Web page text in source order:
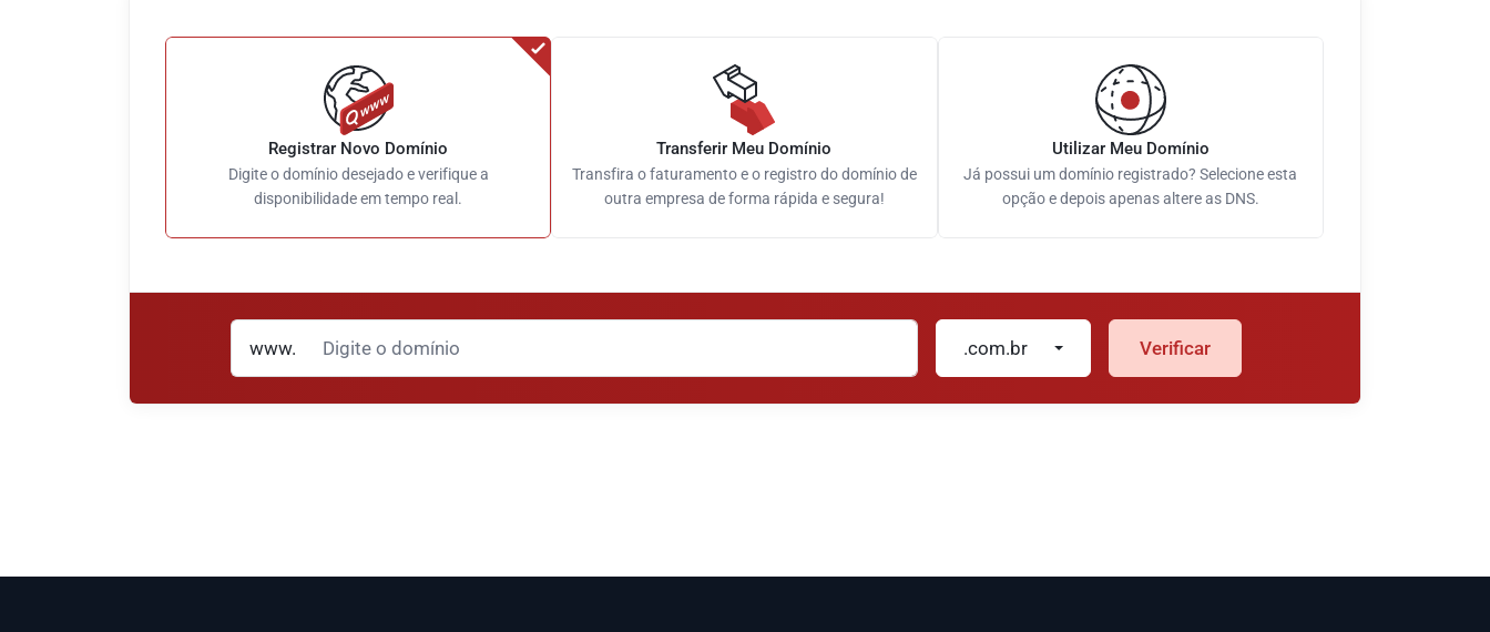
Registrar Novo Domínio
Digite o domínio desejado e verifique a
disponibilidade em tempo real.
Transferir Meu Domínio
Transfira o faturamento e o registro do domínio de
outra empresa de forma rápida e segura!
Utilizar Meu Domínio
Já possui um domínio registrado? Selecione esta
opção e depois apenas altere as DNS.
www. .com.br Verificar